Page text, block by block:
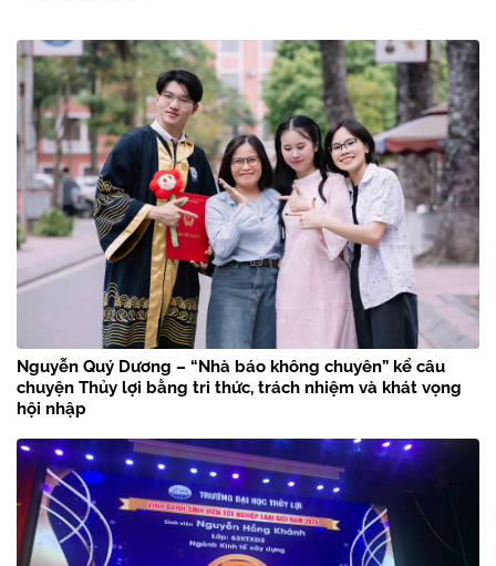
Nguyễn Quý Dương – “Nhà báo không chuyên” kể câu
chuyện Thủy lợi bằng tri thức, trách nhiệm và khát vọng
hội nhập